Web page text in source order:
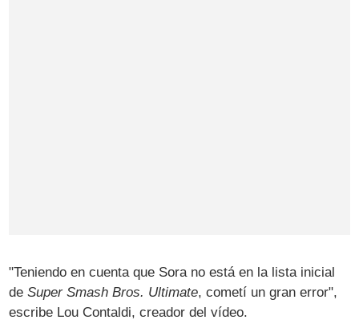
"Teniendo en cuenta que Sora no está en la lista inicial
deSuper Smash Bros. Ultimate, cometí un gran error",
escribe Lou Contaldi, creador del vídeo.